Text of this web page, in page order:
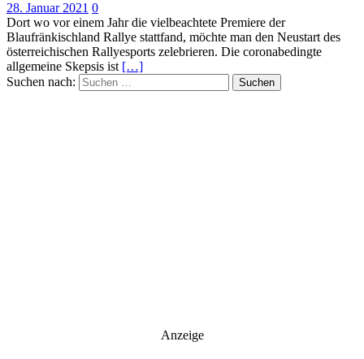
28. Januar 2021 0
Dort wo vor einem Jahr die vielbeachtete Premiere der
Blaufränkischland Rallye stattfand, möchte man den Neustart des
österreichischen Rallyesports zelebrieren. Die coronabedingte
allgemeine Skepsis ist […]
Suchen nach:
Anzeige